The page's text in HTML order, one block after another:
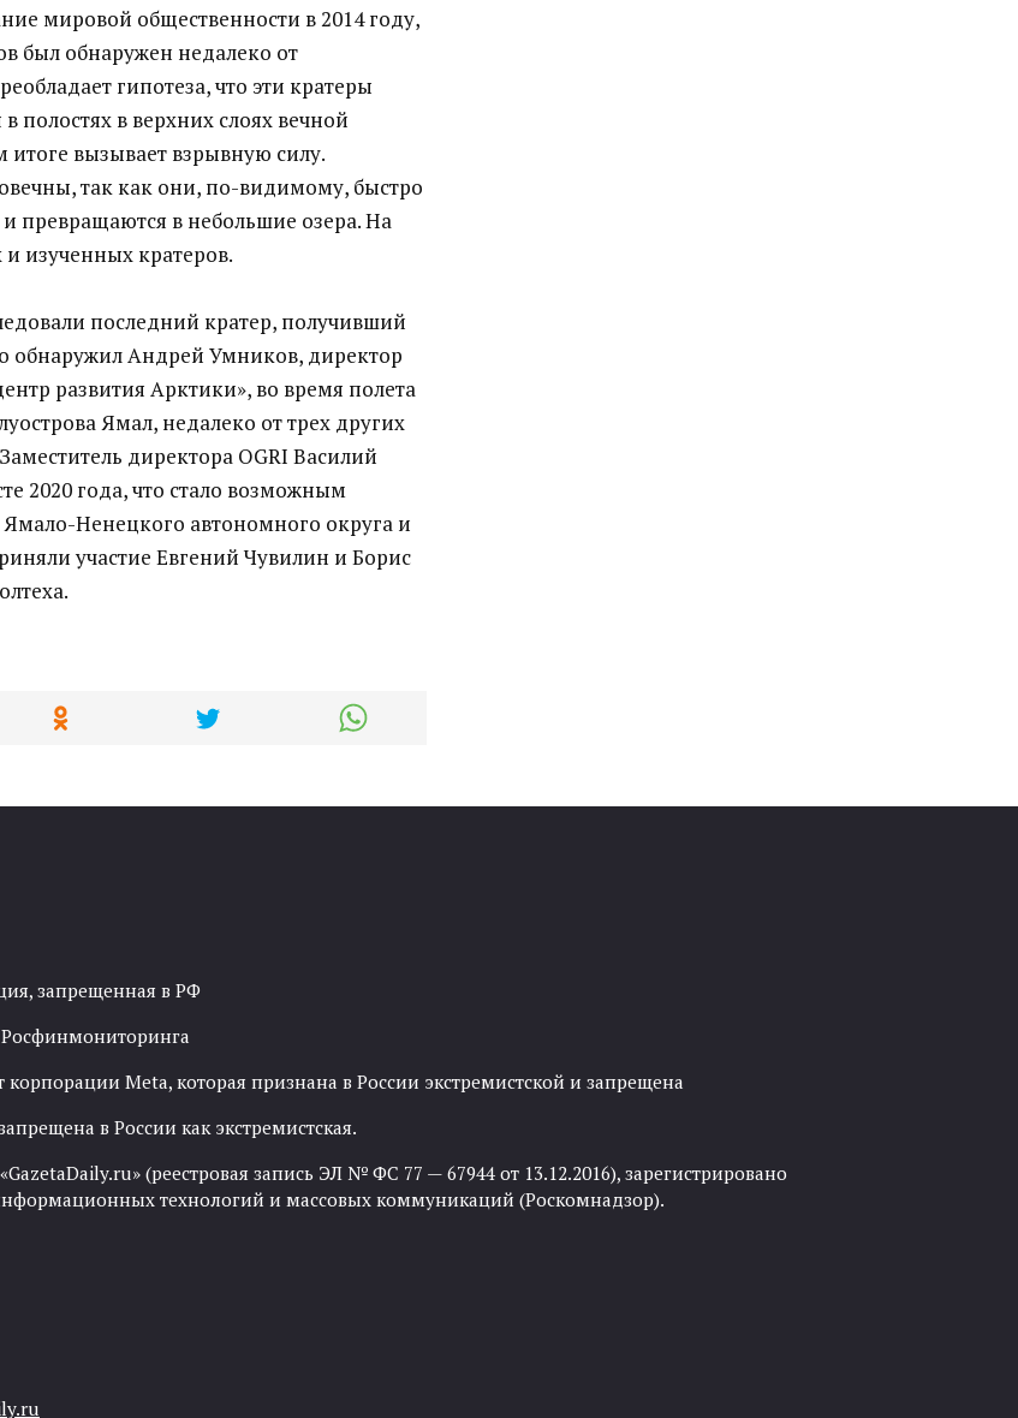
мировой общественности в 2014 году,
был обнаружен недалеко от
гипотеза, что эти кратеры
полостях в верхних слоях вечной
вызывает взрывную силу.
так как они, по-видимому, быстро
превращаются в небольшие озера. На
изученных кратеров.
последний кратер, получивший
обнаружил Андрей Умников, директор
развития Арктики», во время полета
Ямал, недалеко от трех других
директора OGRI Василий
2020 года, что стало возможным
Ненецкого автономного округа и
участие Евгений Чувилин и Борис
запрещенная в РФ
Росфинмониторинга
Meta, которая признана в России экстремистской и запрещена
в России как экстремистская.
(реестровая запись ЭЛ № ФС 77 — 67944 от 13.12.2016), зарегистрировано
технологий и массовых коммуникаций (Роскомнадзор).